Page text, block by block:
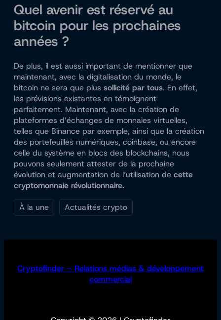
Quel avenir est réservé au
bitcoin pour les prochaines
années ?
De plus, il est aussi important de mentionner que
maintenant, avec la digitalisation du monde, le
bitcoin ne sera que plus sollicité par tous. En effet,
les prévisions existantes en témoignent
parfaitement. Maintenant, avec la création de
plateformes d’échanges de monnaies virtuelles,
telles que Binance par exemple, ainsi que la création
des portefeuilles numériques, coinbase, ou encore
celle du système en blocs des blockchains, nous
pouvons seulement attester de la prochaine
évolution et augmentation de l’utilisation de cette
cryptomonnaie révolutionnaire.
À la une Actualités crypto
Cryptofinder – Relations médias & développement
commercial